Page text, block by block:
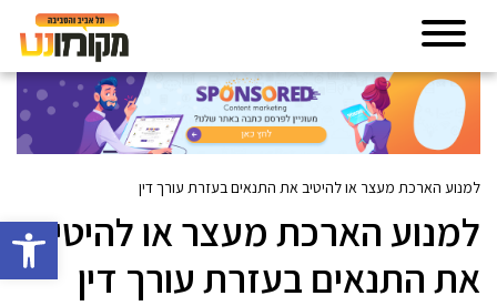
פתח
למנוע הארכת מעצר או להיטיב את התנאים בעזרת עורך דין
למנוע הארכת מעצר או להיטיב
את התנאים בעזרת עורך דין